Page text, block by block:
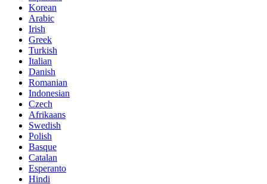
Korean
Arabic
Irish
Greek
Turkish
Italian
Danish
Romanian
Indonesian
Czech
Afrikaans
Swedish
Polish
Basque
Catalan
Esperanto
Hindi